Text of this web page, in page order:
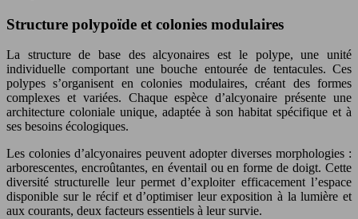
Structure polypoïde et colonies modulaires
La structure de base des alcyonaires est le polype, une unité
individuelle comportant une bouche entourée de tentacules. Ces
polypes s’organisent en colonies modulaires, créant des formes
complexes et variées. Chaque espèce d’alcyonaire présente une
architecture coloniale unique, adaptée à son habitat spécifique et à
ses besoins écologiques.
Les colonies d’alcyonaires peuvent adopter diverses morphologies :
arborescentes, encroûtantes, en éventail ou en forme de doigt. Cette
diversité structurelle leur permet d’exploiter efficacement l’espace
disponible sur le récif et d’optimiser leur exposition à la lumière et
aux courants, deux facteurs essentiels à leur survie.